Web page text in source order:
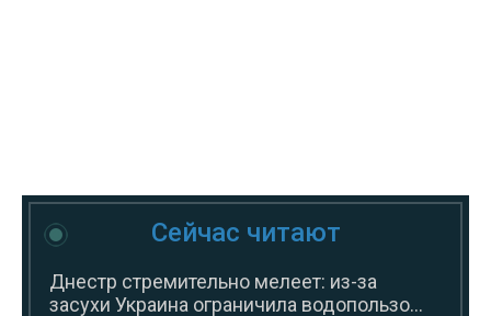
Сейчас читают
Днестр стремительно мелеет: из-за
засухи Украина ограничила водопользо...